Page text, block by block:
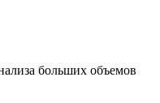
больших объемов